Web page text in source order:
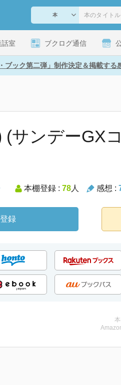
話室 ブクログ通信
ブック第二弾」制作決定＆掲載する
(サンデーGX
本棚登録 : 78人 感想 :
録